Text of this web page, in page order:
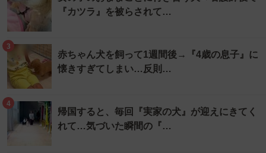
『カツラ』を被らされて…
3
赤ちゃん犬を飼って1週間後→『4歳の息子』に
懐きすぎてしまい…反則…
4
帰国すると、毎回『実家の犬』が迎えにきてく
れて…気づいた瞬間の『…